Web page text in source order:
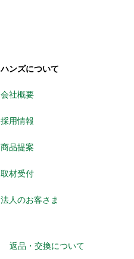
ハンズについて
会社概要
採用情報
商品提案
取材受付
法人のお客さま
返品・交換について